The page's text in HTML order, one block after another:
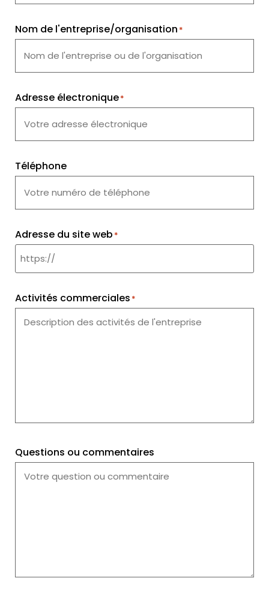
Nom de l'entreprise/organisation *
Adresse électronique*
Téléphone
Adresse du site web *
Activités commerciales *
Questions ou commentaires